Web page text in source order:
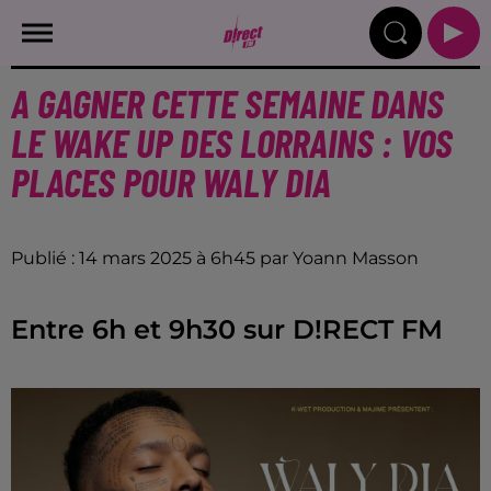
A GAGNER CETTE SEMAINE DANS
LE WAKE UP DES LORRAINS : VOS
PLACES POUR WALY DIA
Publié : 14 mars 2025 à 6h45 par Yoann Masson
Entre 6h et 9h30 sur D!RECT FM